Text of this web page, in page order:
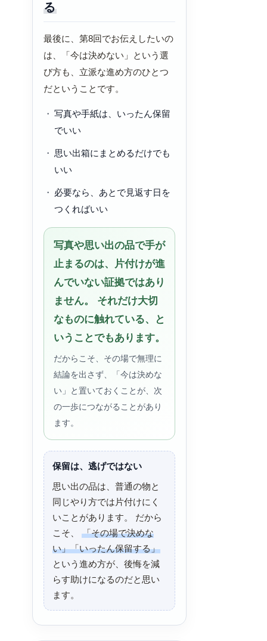
る
最後に、第8回でお伝えしたいの
は、「今は決めない」という選
び方も、立派な進め方のひとつ
だということです。
写真や手紙は、いったん保留
でいい
思い出箱にまとめるだけでも
いい
必要なら、あとで見返す日を
つくればいい
写真や思い出の品で手が
止まるのは、片付けが進
んでいない証拠ではあり
ません。 それだけ大切
なものに触れている、と
いうことでもあります。
だからこそ、その場で無理に
結論を出さず、「今は決めな
い」と置いておくことが、次
の一歩につながることがあり
ます。
保留は、逃げではない
思い出の品は、普通の物と
同じやり方では片付けにく
いことがあります。 だから
こそ、「その場で決めな
い」「いったん保留する」
という進め方が、後悔を減
らす助けになるのだと思い
ます。